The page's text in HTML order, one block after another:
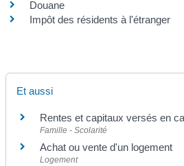
Douane
Impôt des résidents à l'étranger
Et aussi
Rentes et capitaux versés en
Famille - Scolarité
Achat ou vente d'un logement
Logement